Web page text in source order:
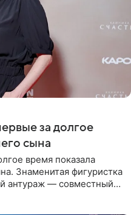
за долгое
сына
время показала
Знаменитая фигуристка
антураж — совместный